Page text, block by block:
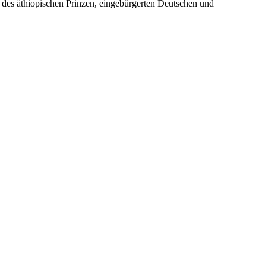
äthiopischen Prinzen, eingebürgerten Deutschen und